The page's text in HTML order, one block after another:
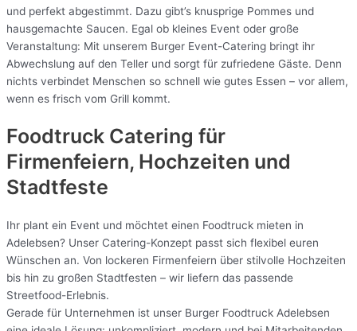
und perfekt abgestimmt. Dazu gibt’s knusprige Pommes und
hausgemachte Saucen. Egal ob kleines Event oder große
Veranstaltung: Mit unserem Burger Event-Catering bringt ihr
Abwechslung auf den Teller und sorgt für zufriedene Gäste. Denn
nichts verbindet Menschen so schnell wie gutes Essen – vor allem,
wenn es frisch vom Grill kommt.
Foodtruck Catering für
Firmenfeiern, Hochzeiten und
Stadtfeste
Ihr plant ein Event und möchtet einen Foodtruck mieten in
Adelebsen? Unser Catering-Konzept passt sich flexibel euren
Wünschen an. Von lockeren Firmenfeiern über stilvolle Hochzeiten
bis hin zu großen Stadtfesten – wir liefern das passende
Streetfood-Erlebnis.
Gerade für Unternehmen ist unser Burger Foodtruck Adelebsen